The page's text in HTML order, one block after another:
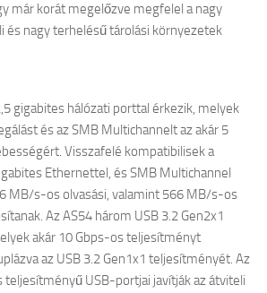
már korát megelőzve megfelel a nagy
és nagy terhelésű tárolási környezetek
gigabites hálózati porttal érkezik, melyek
és az SMB Multichannelt az akár 5
Visszafelé kompatibilisek a
Ethernettel, és SMB Multichannel
MB/s-os olvasási, valamint 566 MB/s-os
Az AS54 három USB 3.2 Gen2x1
akár 10 Gbps-os teljesítményt
az USB 3.2 Gen1x1 teljesítményét. Az
teljesítményű USB-portjai javítják az átviteli